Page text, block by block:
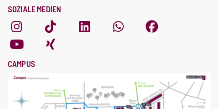
SOZIALE MEDIEN
CAMPUS